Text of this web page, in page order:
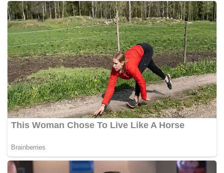
Ketua Pegawai Eksekutif CAAM, Datuk Kapten Norazman
Mahmud, berkata pihaknya kini pada peringkat akhir
mengumpul maklumat berhubung kemalanganitu sebelum
mengeluarkan kenyataan rasmi.
“Ya, ada insiden tersebut. Kami akan keluarkan kenyataan
sebentar lagi,” katanya.
Maritim Malaysia akan turut mengeluarkan kenyataan
berhubung kejadian itu.
-Berita Harian
Tags: helikopter terhempas